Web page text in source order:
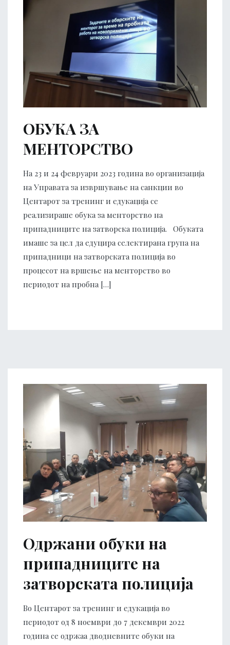
ОБУКА ЗА
МЕНТОРСТВО
На 23 и 24 февруари 2023 година во организација
на Управата за извршување на санкции во
Центарот за тренинг и едукација се
реализираше обука за менторство на
припадниците на затворска полиција. Обуката
имаше за цел да едуцира селектирана група на
припадници на затворската полиција во
процесот на вршење на менторство во
периодот на пробна […]
Одржани обуки на
припадниците на
затворската полиција
Во Центарот за тренинг и едукација во
периодот од 8 ноември до 7 декември 2022
година се одржаа дводневните обуки на